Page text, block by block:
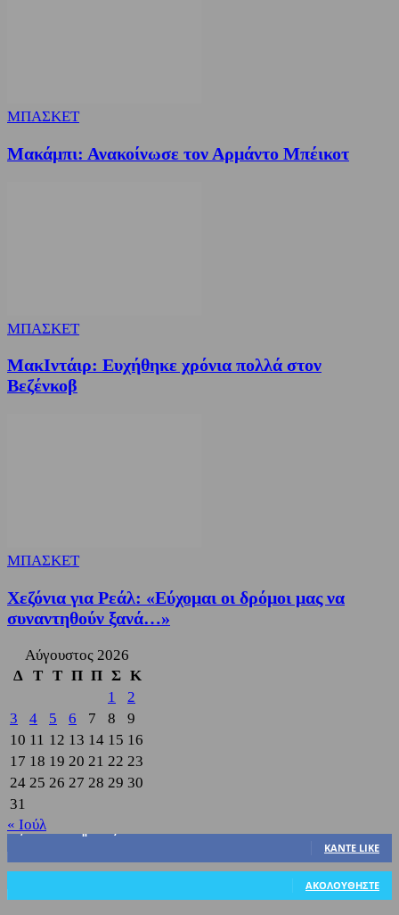
ΜΠΑΣΚΕΤ
Μακάμπι: Ανακοίνωσε τον Αρμάντο Μπέικοτ
ΜΠΑΣΚΕΤ
ΜακΙντάιρ: Ευχήθηκε χρόνια πολλά στον
Βεζένκοβ
ΜΠΑΣΚΕΤ
Χεζόνια για Ρεάλ: «Εύχομαι οι δρόμοι μας να
συναντηθούν ξανά…»
Αύγουστος 2026
Δ
Τ Τ Π Π Σ Κ
1
2
3
4 5 6 7 8
9
10 11 12 13 14 15 16
17 18 19 20 21 22 23
24 25 26 27 28 29 30
31
« Ιούλ
3,822
ΚΆΝΤΕ LIKE
ΑΚΟΛΟΥΘΉΣΤΕ